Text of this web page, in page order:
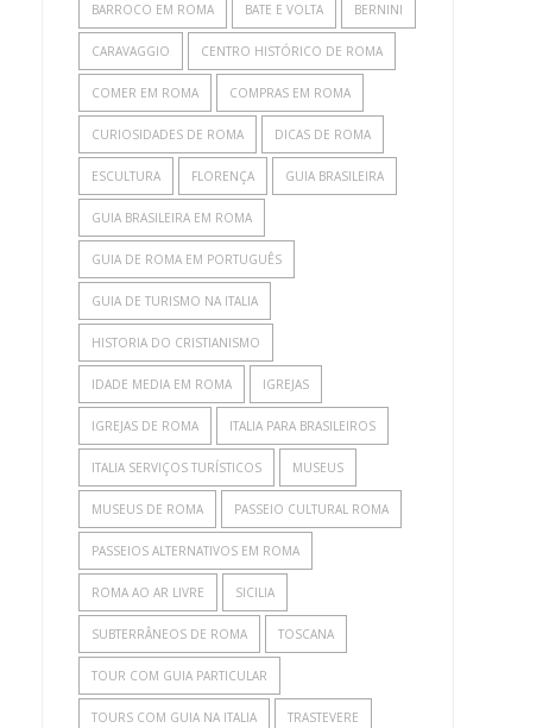
BARROCO EM ROMA BATE E VOLTA BERNINI
CARAVAGGIO CENTRO HISTÓRICO DE ROMA
COMER EM ROMA COMPRAS EM ROMA
CURIOSIDADES DE ROMA DICAS DE ROMA
ESCULTURA FLORENÇA GUIA BRASILEIRA
GUIA BRASILEIRA EM ROMA
GUIA DE ROMA EM PORTUGUÊS
GUIA DE TURISMO NA ITALIA
HISTORIA DO CRISTIANISMO
IDADE MEDIA EM ROMA IGREJAS
IGREJAS DE ROMA ITALIA PARA BRASILEIROS
ITALIA SERVIÇOS TURÍSTICOS MUSEUS
MUSEUS DE ROMA PASSEIO CULTURAL ROMA
PASSEIOS ALTERNATIVOS EM ROMA
ROMA AO AR LIVRE SICILIA
SUBTERRÂNEOS DE ROMA TOSCANA
TOUR COM GUIA PARTICULAR
TOURS COM GUIA NA ITALIA TRASTEVERE